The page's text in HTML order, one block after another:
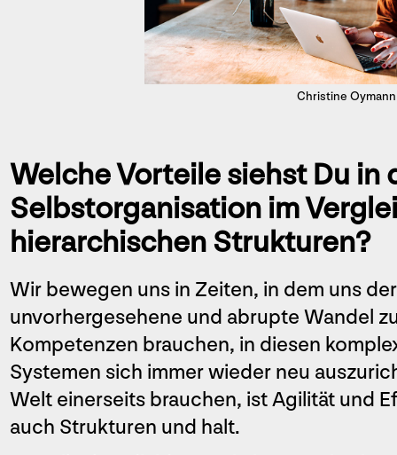
Christine Oymann
Welche Vorteile siehst Du in
Selbstorganisation im
hierarchischen Strukturen?
Wir bewegen uns in Zeiten, in dem uns
unvorhergesehene und abrupte Wandel
Kompetenzen brauchen, in diesen
Systemen sich immer wieder neu
Welt einerseits brauchen, ist Agilität und
auch Strukturen und halt.